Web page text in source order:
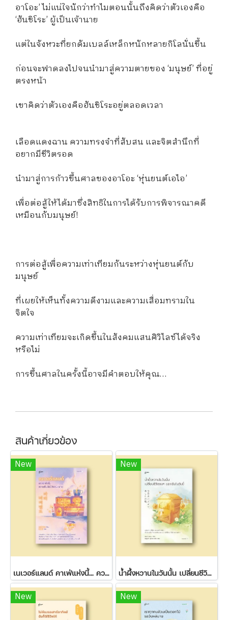
อาโอะ’ ไม่แน่ใจนักว่าทำไมตอนนั้นถึงคิดว่าตัวเองคือ
‘ฮันชิโระ’ ผู้เป็นเจ้านาย
แต่ในจังหวะที่ยกดัมเบลล์เหล็กหนักหลายกิโลนั่นขึ้น
ก่อนจะฟาดลงไปจนนำมาสู่ความตายของ ‘มนุษย์’ ที่อยู่
ตรงหน้า
เขาคิดว่าตัวเองคือฮันชิโระอยู่ตลอดเวลา
เลือดแดงฉาน ความทรงจำที่สับสน และจิตสำนึกที่
อยากมีชีวิตรอด
นำมาสู่การก้าวขึ้นศาลของอาโอะ ‘หุ่นยนต์เอไอ’
เพื่อต่อสู้ให้ได้มาซึ่งสิทธิในการได้รับการพิจารณาคดี
เหมือนกับมนุษย์!
การต่อสู้เพื่อความเท่าเทียมกันระหว่างหุ่นยนต์กับ
มนุษย์
ที่เผยให้เห็นทั้งความดีงามและความเสื่อมทรามใน
จิตใจ
ความเท่าเทียมจะเกิดขึ้นในสังคมแสนศิวิไลซ์ได้จริง
หรือไม่
การขึ้นศาลในครั้งนี้อาจมีคำตอบให้คุณ…
สินค้าเกี่ยวข้อง
New
เนเวอร์แลนด์ คาเฟ่แห่งนี้... ความฝันไม่มีวันหมดอายุ
New
น้ำผึ้งหวานในวันนั้น เปลี่ยนชีวิตขมๆ ของฉันในวันนี้
New New